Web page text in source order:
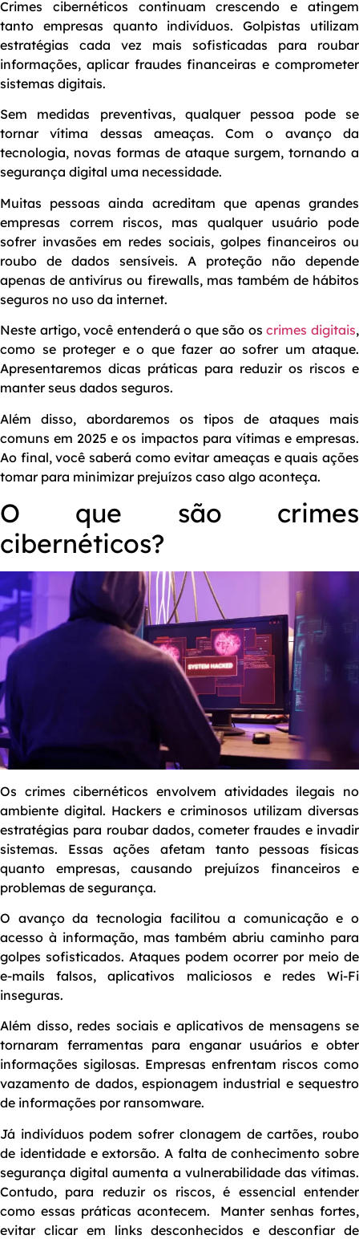
Crimes cibernéticos continuam crescendo e atingem
tanto empresas quanto indivíduos. Golpistas utilizam
estratégias cada vez mais sofisticadas para roubar
informações, aplicar fraudes financeiras e comprometer
sistemas digitais.
Sem medidas preventivas, qualquer pessoa pode se
tornar vítima dessas ameaças. Com o avanço da
tecnologia, novas formas de ataque surgem, tornando a
segurança digital uma necessidade.
Muitas pessoas ainda acreditam que apenas grandes
empresas correm riscos, mas qualquer usuário pode
sofrer invasões em redes sociais, golpes financeiros ou
roubo de dados sensíveis. A proteção não depende
apenas de antivírus ou firewalls, mas também de hábitos
seguros no uso da internet.
Neste artigo, você entenderá o que são oscrimes digitais,
como se proteger e o que fazer ao sofrer um ataque.
Apresentaremos dicas práticas para reduzir os riscos e
manter seus dados seguros.
Além disso, abordaremos os tipos de ataques mais
comuns em 2025 e os impactos para vítimas e empresas.
Ao final, você saberá como evitar ameaças e quais ações
tomar para minimizar prejuízos caso algo aconteça.
O que são crimes
cibernéticos?
Os crimes cibernéticos envolvem atividades ilegais no
ambiente digital. Hackers e criminosos utilizam diversas
estratégias para roubar dados, cometer fraudes e invadir
sistemas. Essas ações afetam tanto pessoas físicas
quanto empresas, causando prejuízos financeiros e
problemas de segurança.
O avanço da tecnologia facilitou a comunicação e o
acesso à informação, mas também abriu caminho para
golpes sofisticados. Ataques podem ocorrer por meio de
e-mails falsos, aplicativos maliciosos e redes Wi-Fi
inseguras.
Além disso, redes sociais e aplicativos de mensagens se
tornaram ferramentas para enganar usuários e obter
informações sigilosas. Empresas enfrentam riscos como
vazamento de dados, espionagem industrial e sequestro
de informações por ransomware.
Já indivíduos podem sofrer clonagem de cartões, roubo
de identidade e extorsão. A falta de conhecimento sobre
segurança digital aumenta a vulnerabilidade das vítimas.
Contudo, para reduzir os riscos, é essencial entender
como essas práticas acontecem. Manter senhas fortes,
evitar clicar em links desconhecidos e desconfiar de